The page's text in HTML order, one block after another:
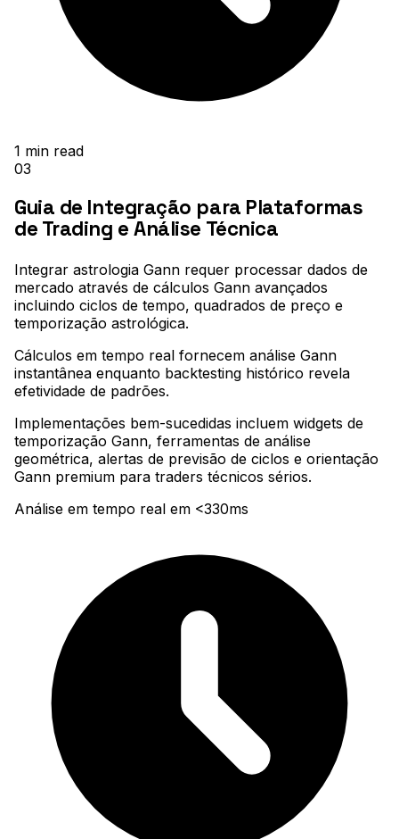
1 min read
03
Guia de Integração para Plataformas
de Trading e Análise Técnica
Integrar astrologia Gann requer processar dados de
mercado através de cálculos Gann avançados
incluindo ciclos de tempo, quadrados de preço e
temporização astrológica.
Cálculos em tempo real fornecem análise Gann
instantânea enquanto backtesting histórico revela
efetividade de padrões.
Implementações bem-sucedidas incluem widgets de
temporização Gann, ferramentas de análise
geométrica, alertas de previsão de ciclos e orientação
Gann premium para traders técnicos sérios.
Análise em tempo real em <330ms